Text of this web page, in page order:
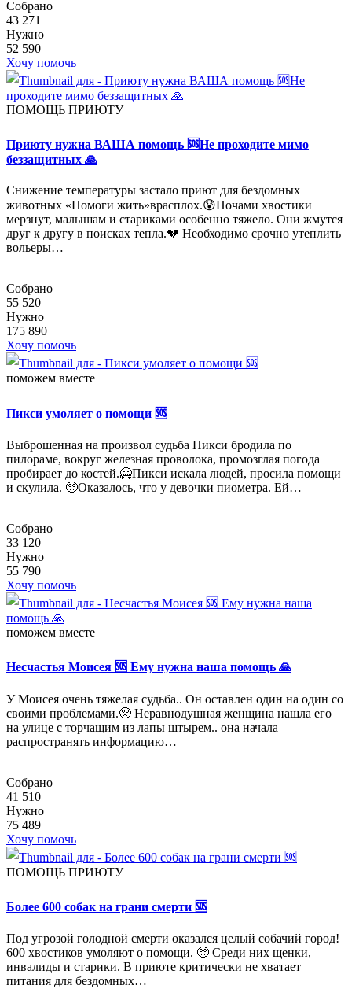
Собрано
43 271
Нужно
52 590
Хочу помочь
ПОМОЩЬ ПРИЮТУ
Приюту нужна ВАША помощь 🆘Не проходите мимо
беззащитных 🙏
Снижение температуры застало приют для бездомных
животных «Помоги жить»врасплох.😰Ночами хвостики
мерзнут, малышам и стариками особенно тяжело. Они жмутся
друг к другу в поисках тепла.💔 Необходимо срочно утеплить
вольеры…
Собрано
55 520
Нужно
175 890
Хочу помочь
поможем вместе
Пикси умоляет о помощи 🆘
Выброшенная на произвол судьба Пикси бродила по
пилораме, вокруг железная проволока, промозглая погода
пробирает до костей.🥶Пикси искала людей, просила помощи
и скулила. 🥺Оказалось, что у девочки пиометра. Ей…
Собрано
33 120
Нужно
55 790
Хочу помочь
поможем вместе
Несчастья Моисея 🆘 Ему нужна наша помощь 🙏
У Моисея очень тяжелая судьба.. Он оставлен один на один со
своими проблемами.🥺 Неравнодушная женщина нашла его
на улице с торчащим из лапы штырем.. она начала
распространять информацию…
Собрано
41 510
Нужно
75 489
Хочу помочь
ПОМОЩЬ ПРИЮТУ
Более 600 собак на грани смерти 🆘
Под угрозой голодной смерти оказался целый собачий город!
600 хвостиков умоляют о помощи. 🥺 Среди них щенки,
инвалиды и старики. В приюте критически не хватает
питания для бездомных…